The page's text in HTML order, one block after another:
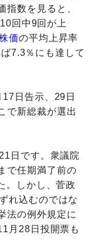
指数を見ると、
回中9回が上
価の平均上昇率
7.3％にも達して
日告示、29日
で新総裁が選出
日です。衆議院
で任期満了前の
。しかし、菅政
れ込むのではな
法の例外規定に
月28日投開票も